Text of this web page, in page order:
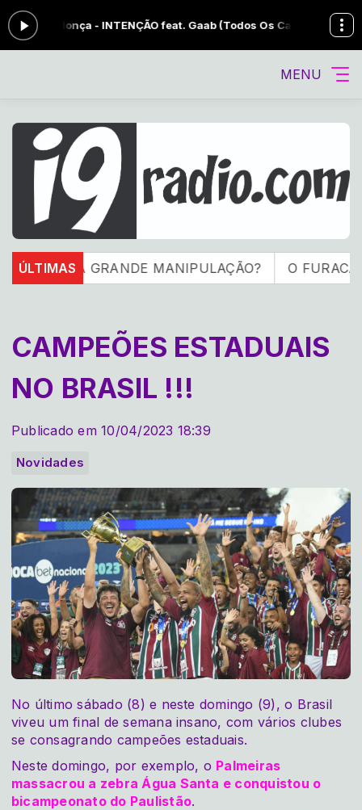
- INTENÇÃO feat. Gaab (Todos Os Cantos)SABADÃO
MENU
ÚLTIMAS
UMA GRANDE MANIPULAÇÃO? O FURACÃO
CAMPEÕES ESTADUAIS
NO BRASIL !!!
Publicado em 10/04/2023 18:39
Novidades
No último sábado (8) e neste domingo (9), o Brasil
viveu um final de semana insano, com vários clubes
se consagrando campeões estaduais.
Neste domingo, por exemplo, o Palmeiras
massacrou a zebra Água Santa e conquistou o
bicampeonato do Paulistão.